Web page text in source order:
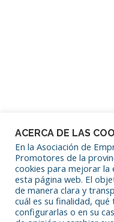
SÍGUENOS
ACERCA DE LAS
En la Asociación de
Promotores de la
cookies para mejorar la
esta página web. El
de manera clara y
cuál es su finalidad,
configurarlas o en su